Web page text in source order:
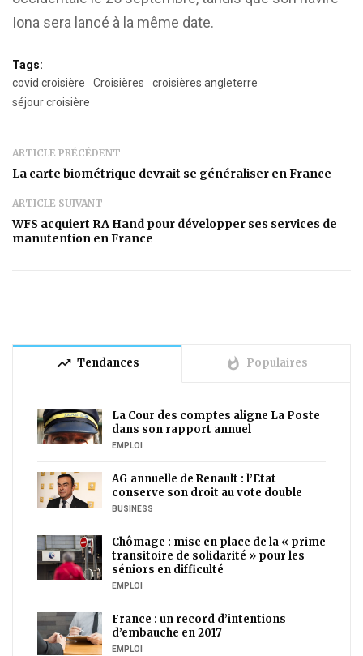
Iona sera lancé à la même date.
Tags:
covid croisière
Croisières
croisières angleterre
séjour croisière
ARTICLE PRÉCÉDENT
La carte biométrique devrait se généraliser en France
ARTICLE SUIVANT
WFS acquiert RA Hand pour développer ses services de
manutention en France
trending_up Tendances whatshot Populaires
La Cour des comptes aligne La Poste
dans son rapport annuel
EMPLOI
AG annuelle de Renault : l’Etat
conserve son droit au vote double
BUSINESS
Chômage : mise en place de la « prime
transitoire de solidarité » pour les
séniors en difficulté
EMPLOI
France : un record d’intentions
d’embauche en 2017
EMPLOI